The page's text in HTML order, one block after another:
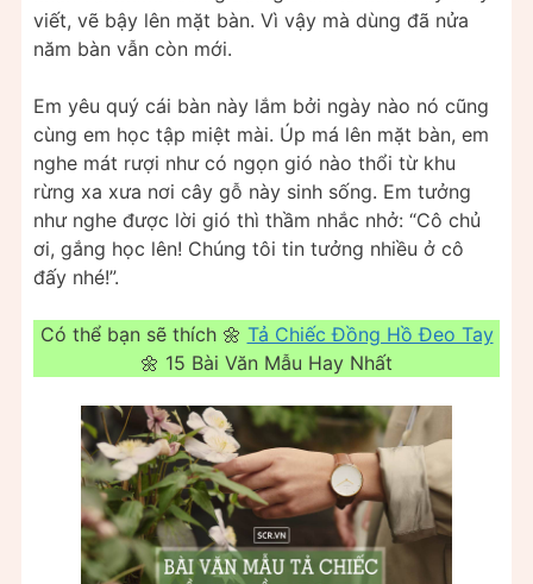
viết, vẽ bậy lên mặt bàn. Vì vậy mà dùng đã nửa
năm bàn vẫn còn mới.
Em yêu quý cái bàn này lắm bởi ngày nào nó cũng
cùng em học tập miệt mài. Úp má lên mặt bàn, em
nghe mát rượi như có ngọn gió nào thổi từ khu
rừng xa xưa nơi cây gỗ này sinh sống. Em tưởng
như nghe được lời gió thì thầm nhắc nhở: “Cô chủ
ơi, gắng học lên! Chúng tôi tin tưởng nhiều ở cô
đấy nhé!”.
Có thể bạn sẽ thích 🌼 Tả Chiếc Đồng Hồ Đeo Tay
🌼 15 Bài Văn Mẫu Hay Nhất